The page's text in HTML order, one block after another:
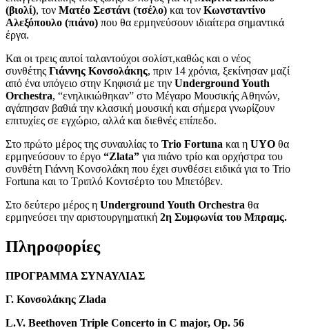
(βιολί), τον Ματέο Σεστάνι (τσέλο) και τον Κωνσταντίνο
Αλεξόπουλο (πιάνο) που θα ερμηνεύσουν ιδιαίτερα σημαντικά
έργα.
Και οι τρεις αυτοί ταλαντούχοι σολίστ,καθώς και ο νέος
συνθέτης Γιάννης Κονσολάκης, πριν 14 χρόνια, ξεκίνησαν μαζί
από ένα υπόγειο στην Κηφισιά με την Underground Youth
Orchestra, “ενηλικιώθηκαν” στο Μέγαρο Μουσικής Αθηνών,
αγάπησαν βαθιά την κλασική μουσική και σήμερα γνωρίζουν
επιτυχίες σε εγχώριο, αλλά και διεθνές επίπεδο.
Στο πρώτο μέρος της συναυλίας το Trio Fortuna και η UYO θα
ερμηνεύσουν το έργο “Zlata” για πιάνο τρίο και ορχήστρα του
συνθέτη Γιάννη Κονσολάκη που έχει συνθέσει ειδικά για το Trio
Fortuna και το Τριπλό Κοντσέρτο του Μπετόβεν.
Στο δεύτερο μέρος η Underground Youth Orchestra θα
ερμηνεύσει την αριστουργηματική 2η Συμφωνία του Μπραμς.
Πληροφορίες
ΠΡΟΓΡΑΜΜΑ ΣΥΝΑΥΛΙΑΣ
Γ. Κονσολάκης Zlada
L.V. Beethoven Triple Concerto in C major, Op. 56